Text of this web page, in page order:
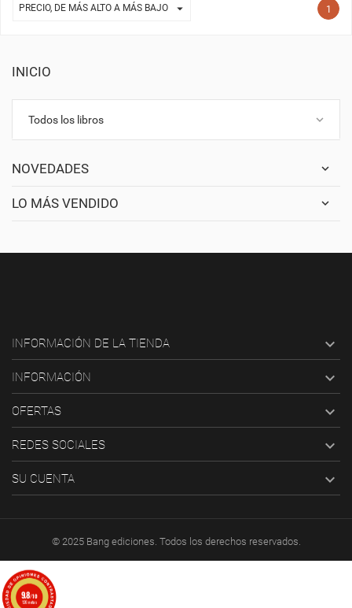
INICIO
Todos los libros keyboard_arrow_down
NOVEDADES
LO MÁS VENDIDO
PRECIO, DE MÁS ALTO A MÁS BAJO  1
INFORMACIÓN DE LA TIENDA 
INFORMACIÓN 
OFERTAS 
REDES SOCIALES 
SU CUENTA 
© 2025 Bang ediciones. Todos los derechos reservados.
9.8/10
126 notas